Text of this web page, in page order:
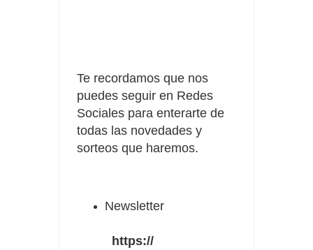
Te recordamos que nos
puedes seguir en Redes
Sociales para enterarte de
todas las novedades y
sorteos que haremos.
Newsletter
https://